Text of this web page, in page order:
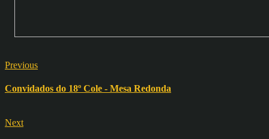
Previous
Convidados do 18º Cole - Mesa Redonda
Next